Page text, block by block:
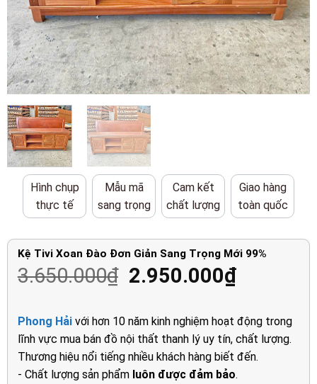
Hình chụp
thực tế
Mẫu mã
sang trọng
Cam kết
chất lượng
Giao hàng
toàn quốc
Kệ Tivi Xoan Đào Đơn Giản Sang Trọng Mới 99%
3.650.000₫ Giá
là:
3.650.000₫.
2.950.000₫Giá
tại
là:
Phong Hảivới hơn 10 năm kinh nghiệm hoạt động trong
lĩnh vực mua bán đồ nội thất thanh lý uy tín, chất lượng.
Thương hiệu nổi tiếng nhiều khách hàng biết đến.
- Chất lượng sản phẩm luôn được đảm bảo.